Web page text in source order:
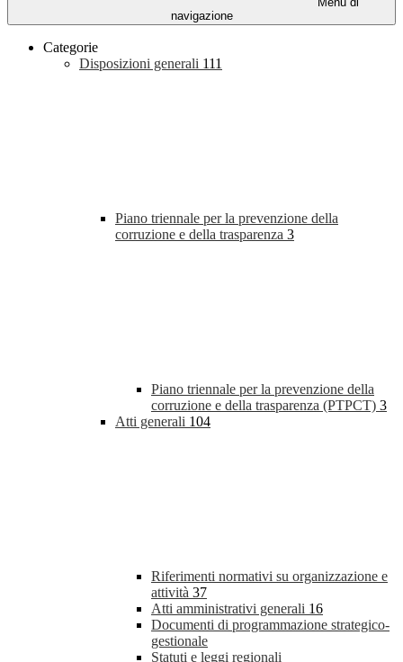
navigazione
Categorie
Disposizioni generali 111
Piano triennale per la prevenzione della
corruzione e della trasparenza 3
Piano triennale per la prevenzione della
corruzione e della trasparenza (PTPCT) 3
Atti generali 104
Riferimenti normativi su organizzazione e
attività 37
Atti amministrativi generali 16
Documenti di programmazione strategico-
gestionale
Statuti e leggi regionali